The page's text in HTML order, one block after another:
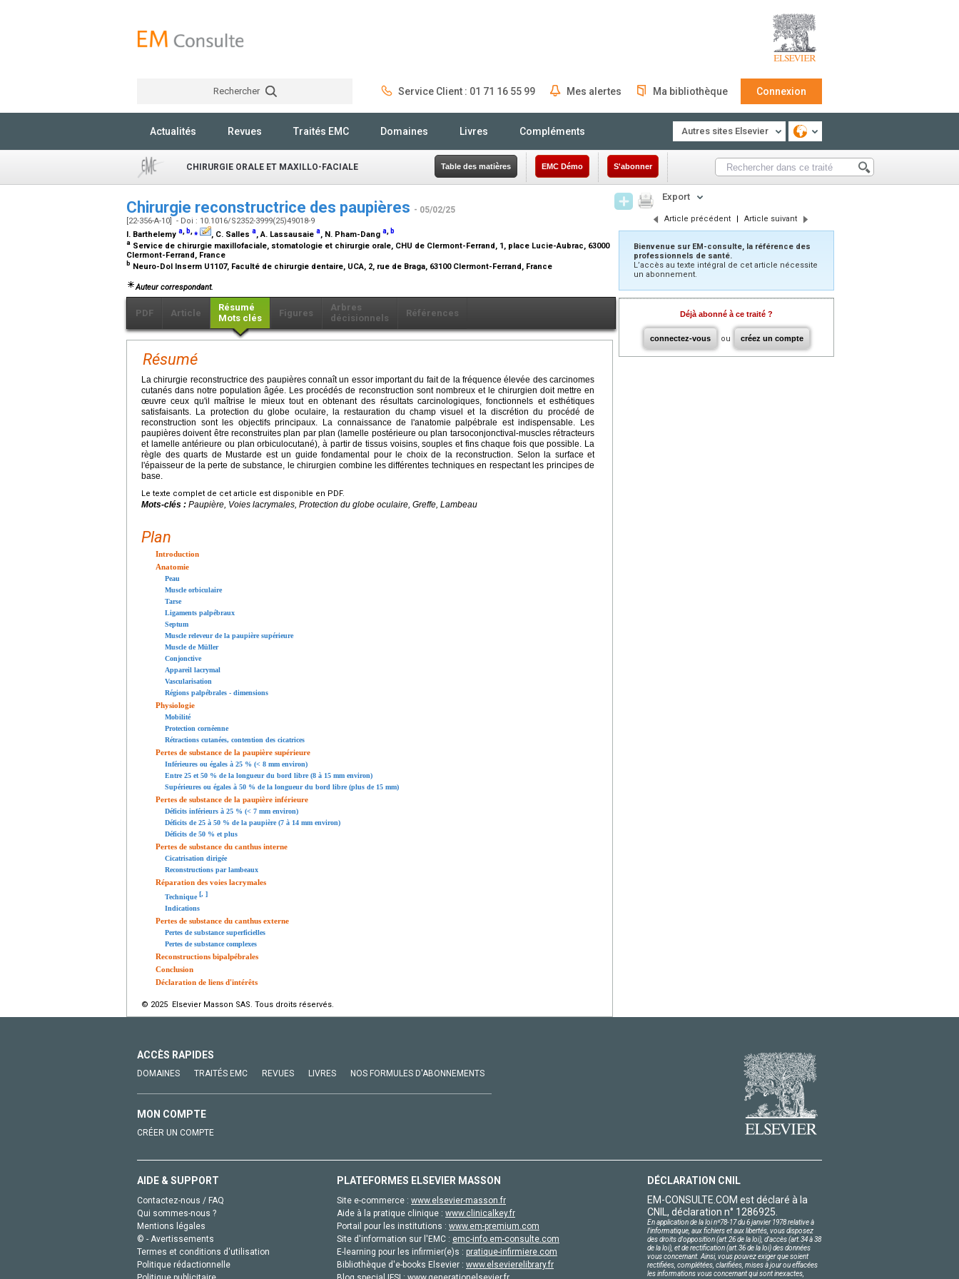
Rechercher Service Client : 01 71 16 55 99 Mes alertes Ma bibliothèque Connexion
Actualités Revues Traités EMC Domaines Livres Compléments Autres sites Elsevier
CHIRURGIE ORALE ET MAXILLO-FACIALE Table des matières EMC Démo S'abonner
Chirurgie reconstructrice des paupières - 05/02/25
[22-356-A-10] - Doi : 10.1016/S2352-3999(25)49018-9
I. Barthelemy a, b,⁎ , C. Salles a, A. Lassausaie a, N. Pham-Dang a, b
a Service de chirurgie maxillofaciale, stomatologie et chirurgie orale, CHU de Clermont-Ferrand, 1, place Lucie-Aubrac, 63000
Clermont-Ferrand, France
b Neuro-Dol Inserm U1107, Faculté de chirurgie dentaire, UCA, 2, rue de Braga, 63100 Clermont-Ferrand, France
Auteur correspondant.
PDF Article
Résumé
Mots clés
Figures
Arbres
décisionnels
Références
Résumé
La chirurgie reconstructrice des paupières connaît un essor important du fait de la fréquence élevée des carcinomes
cutanés dans notre population âgée. Les procédés de reconstruction sont nombreux et le chirurgien doit mettre en
œuvre ceux qu'il maîtrise le mieux tout en obtenant des résultats carcinologiques, fonctionnels et esthétiques
satisfaisants. La protection du globe oculaire, la restauration du champ visuel et la discrétion du procédé de
reconstruction sont les objectifs principaux. La connaissance de l'anatomie palpébrale est indispensable. Les
paupières doivent être reconstruites plan par plan (lamelle postérieure ou plan tarsoconjonctival-muscles rétracteurs
et lamelle antérieure ou plan orbiculocutané), à partir de tissus voisins, souples et fins chaque fois que possible. La
règle des quarts de Mustarde est un guide fondamental pour le choix de la reconstruction. Selon la surface et
l'épaisseur de la perte de substance, le chirurgien combine les différentes techniques en respectant les principes de
base.
Le texte complet de cet article est disponible en PDF.
Mots-clés : Paupière, Voies lacrymales, Protection du globe oculaire, Greffe, Lambeau
Plan
Introduction
Anatomie
Peau
Muscle orbiculaire
Tarse
Ligaments palpébraux
Septum
Muscle releveur de la paupière supérieure
Muscle de Müller
Conjonctive
Appareil lacrymal
Vascularisation
Régions palpébrales - dimensions
Physiologie
Mobilité
Protection cornéenne
Rétractions cutanées, contention des cicatrices
Pertes de substance de la paupière supérieure
Inférieures ou égales à 25 % (< 8 mm environ)
Entre 25 et 50 % de la longueur du bord libre (8 à 15 mm environ)
Supérieures ou égales à 50 % de la longueur du bord libre (plus de 15 mm)
Pertes de substance de la paupière inférieure
Déficits inférieurs à 25 % (< 7 mm environ)
Déficits de 25 à 50 % de la paupière (7 à 14 mm environ)
Déficits de 50 % et plus
Pertes de substance du canthus interne
Cicatrisation dirigée
Reconstructions par lambeaux
Réparation des voies lacrymales
Technique[, ]
Indications
Pertes de substance du canthus externe
Pertes de substance superficielles
Pertes de substance complexes
Reconstructions bipalpébrales
Conclusion
Déclaration de liens d'intérêts
© 2025 Elsevier Masson SAS. Tous droits réservés.
Export
Article précédent | Article suivant
Bienvenue sur EM-consulte, la référence des
professionnels de santé.
L’accès au texte intégral de cet article nécessite
un abonnement.
Déjà abonné à ce traité ?
connectez-vous ou créez un compte
ACCÈS RAPIDES
DOMAINES TRAITÉS EMC REVUES LIVRES NOS FORMULES D'ABONNEMENTS
MON COMPTE
CRÉER UN COMPTE
AIDE & SUPPORT
Contactez-nous / FAQ
Qui sommes-nous ?
Mentions légales
© - Avertissements
Termes et conditions d'utilisation
Politique rédactionnelle
PLATEFORMES ELSEVIER MASSON
Site e-commerce : www.elsevier-masson.fr
Aide à la pratique clinique : www.clinicalkey.fr
Portail pour les institutions : www.em-premium.com
Site d'information sur l'EMC : emc-info.em-consulte.com
E-learning pour les infirmier(e)s : pratique-infirmiere.com
Bibliothèque d'e-books Elsevier : www.elsevierelibrary.fr
DÉCLARATION CNIL
EM-CONSULTE.COM est déclaré à la
CNIL, déclaration n° 1286925.
En application de la loi nº78-17 du 6 janvier 1978 relative à
l'informatique, aux fichiers et aux libertés, vous disposez
des droits d'opposition (art.26 de la loi), d'accès (art.34 à 38
de la loi), et de rectification (art.36 de la loi) des données
vous concernant. Ainsi, vous pouvez exiger que soient
rectifiées, complétées, clarifiées, mises à jour ou effacées
les informations vous concernant qui sont inexactes,